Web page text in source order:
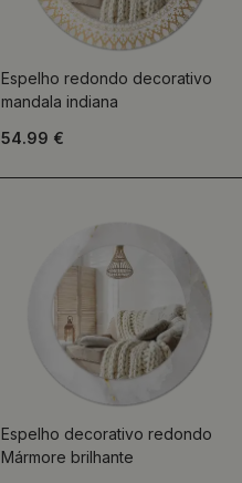
Espelho redondo decorativo
mandala indiana
54.99 €
Espelho decorativo redondo
Mármore brilhante